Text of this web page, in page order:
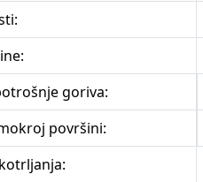
goriva:
površini: